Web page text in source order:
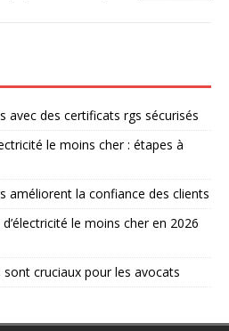
avec des certificats rgs sécurisés
le moins cher : étapes à
améliorent la confiance des clients
le moins cher en 2026
cruciaux pour les avocats